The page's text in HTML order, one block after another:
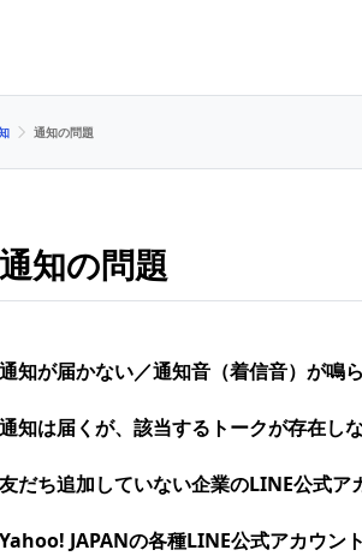
通知の問題
通知の問題
通知が届かない／通知音（着信音）が鳴
通知は届くが、該当するトークが存在し
友だち追加していない企業のLINE公式ア
Yahoo! JAPANの各種LINE公式アカウン